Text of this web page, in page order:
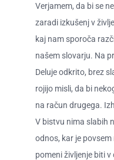
Verjamem, da bi se
zaradi izkušenj v
kaj nam sporoča
našem slovarju. Na
Deluje odkrito, brez
rojijo misli, da bi
na račun drugega.
V bistvu nima slabih
odnos, kar je
pomeni življenje biti